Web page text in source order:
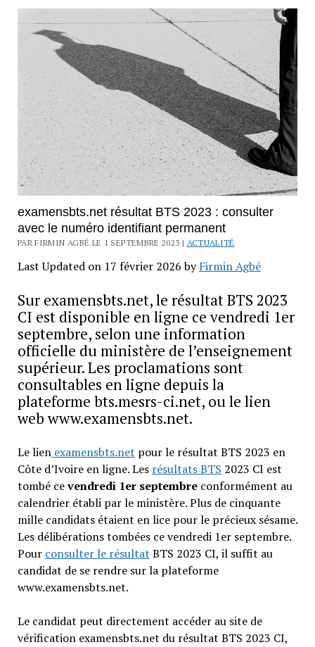
examensbts.net résultat BTS 2023 : consulter
avec le numéro identifiant permanent
PAR FIRMIN AGBÉ LE 1 SEPTEMBRE 2023 | ACTUALITÉ
Last Updated on 17 février 2026 byFirmin Agbé
Sur examensbts.net, le résultat BTS 2023
CI est disponible en ligne ce vendredi 1er
septembre, selon une information
officielle du ministère de l’enseignement
supérieur. Les proclamations sont
consultables en ligne depuis la
plateforme bts.mesrs-ci.net, ou le lien
web www.examensbts.net.
Le lienexamensbts.net pour le résultat BTS 2023 en
Côte d’Ivoire en ligne. Les résultats BTS 2023 CI est
tombé cevendredi 1er septembreconformément au
calendrier établi par le ministère. Plus de cinquante
mille candidats étaient en lice pour le précieux sésame.
Les délibérations tombées ce vendredi 1er septembre.
Pour consulter le résultat BTS 2023 CI, il suffit au
candidat de se rendre sur la plateforme
www.examensbts.net.
Le candidat peut directement accéder au site de
vérification examensbts.net du résultat BTS 2023 CI,